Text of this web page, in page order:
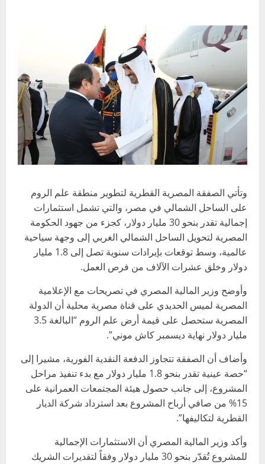
وتأتي الصفقة المصرية القطرية لتطوير منطقة علم الروم
على الساحل الشمالي في مصر، والتي تشمل استثمارات
إجمالية تقدر بنحو 30 مليار دولار، كجزء من جهود الحكومة
المصرية لتحويل الساحل الشمالي الغربي إلى وجهة سياحية
عالمية، وسط توقعات بإيرادات سنوية تصل إلى 1.8 مليار
دولار وخلق عشرات الآلاف من فرص العمل.
وأوضح وزير المالية المصري في تصريحات مع الإعلامية
المصرية لميس الحديدي على قناة مصرية محلية أن الدولة
المصرية ستحصل على قيمة أرض علم الروم “البالغة 3.5
مليار دولار نهاية ديسمبر كاش موني”.
وأضاف أن الصفقة تتجاوز الدفعة النقدية الفورية، مشيرا إلى
“حصة عينية تقدر بنحو 1.8 مليار دولار مع بدء تنفيذ مراحل
المشروع، إلى جانب حصول هيئة المجتمعات العمرانية على
15% من صافي أرباح المشروع بعد استرداد شركة الديار
القطرية لتكاليفها”.
وأكد وزير المالية المصري أن الاستثمارات الإجمالية
للمشروع تُقدّر بنحو 30 مليار دولار وفقاً لتقديرات الشريك